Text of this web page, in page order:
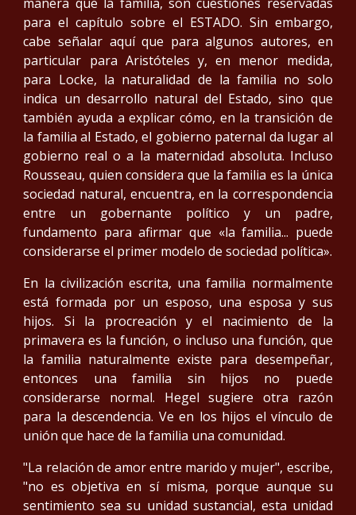
para el capítulo sobre el ESTADO. Sin embargo,
cabe señalar aquí que para algunos autores, en
particular para Aristóteles y, en menor medida,
para Locke, la naturalidad de la familia no solo
indica un desarrollo natural del Estado, sino que
también ayuda a explicar cómo, en la transición de
la familia al Estado, el gobierno paternal da lugar al
gobierno real o a la maternidad absoluta. Incluso
Rousseau, quien considera que la familia es la única
sociedad natural, encuentra, en la correspondencia
entre un gobernante político y un padre,
fundamento para afirmar que «la familia... puede
considerarse el primer modelo de sociedad política».
En la civilización escrita, una familia normalmente
está formada por un esposo, una esposa y sus
hijos. Si la procreación y el nacimiento de la
primavera es la función, o incluso una función, que
la familia naturalmente existe para desempeñar,
entonces una familia sin hijos no puede
considerarse normal. Hegel sugiere otra razón
para la descendencia. Ve en los hijos el vínculo de
unión que hace de la familia una comunidad.
"La relación de amor entre marido y mujer", escribe,
"no es objetiva en sí misma, porque aunque su
sentimiento sea su unidad sustancial, esta unidad